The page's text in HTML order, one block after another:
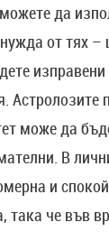
да
от тях –
Астролозите
може да
В
и
така че във